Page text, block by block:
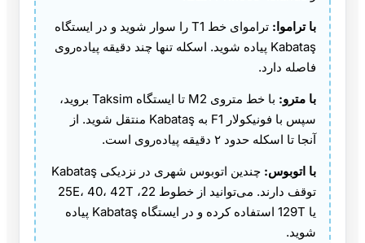
با تراموا:
تراموای خط T1 را سوار شوید و در ایستگاه
Kabataş پیاده شوید. اسکله تنها چند دقیقه پیاده‌روی
فاصله دارد.
با مترو:
با خط متروی M2 تا ایستگاه Taksim بروید،
سپس با فونیکولار F1 به Kabataş منتقل شوید. از
آنجا تا اسکله حدود ۲ دقیقه پیاده‌روی است.
با اتوبوس:
چندین اتوبوس شهری در نزدیکی Kabataş
توقف دارند. می‌توانید از خطوط 22، 25E، 40، 42T
یا 129T استفاده کرده و در ایستگاه Kabataş پیاده
شوید.